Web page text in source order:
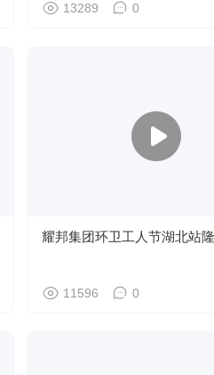
13289 0
耀邦集团环卫工人节湖北站
11596 0